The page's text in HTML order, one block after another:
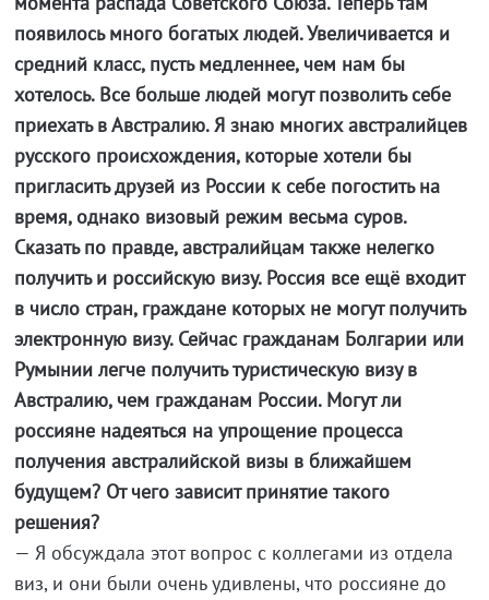
появилось много богатых людей. Увеличивается и
средний класс, пусть медленнее, чем нам бы
хотелось. Все больше людей могут позволить себе
приехать в Австралию. Я знаю многих австралийцев
русского происхождения, которые хотели бы
пригласить друзей из России к себе погостить на
время, однако визовый режим весьма суров.
Сказать по правде, австралийцам также нелегко
получить и российскую визу. Россия все ещё входит
в число стран, граждане которых не могут получить
электронную визу. Сейчас гражданам Болгарии или
Румынии легче получить туристическую визу в
Австралию, чем гражданам России. Могут ли
россияне надеяться на упрощение процесса
получения австралийской визы в ближайшем
будущем? От чего зависит принятие такого
решения?
— Я обсуждала этот вопрос с коллегами из отдела
виз, и они были очень удивлены, что россияне до